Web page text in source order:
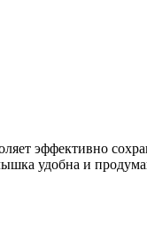
эффективно
удобна и